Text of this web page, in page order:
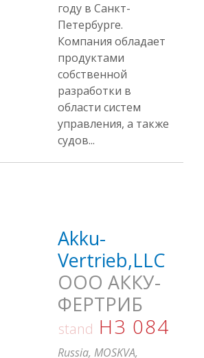
году в Санкт-
Петербурге.
Компания обладает
продуктами
собственной
разработки в
области систем
управления, а также
судов...
Akku-
Vertrieb,LLC
ООО АККУ-
ФЕРТРИБ
stand H3 084
Russia, MOSKVA,